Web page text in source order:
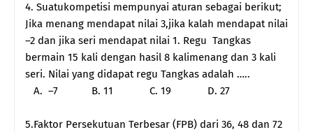
4. Suatukompetisi mempunyai aturan sebagai berikut;
Jika menang mendapat nilai 3,jika kalah mendapat nilai
–2 dan jika seri mendapat nilai 1. Regu Tangkas
bermain 15 kali dengan hasil 8 kalimenang dan 3 kali
seri. Nilai yang didapat regu Tangkas adalah …..
A. –7 B. 11 C. 19 D. 27
5.Faktor Persekutuan Terbesar (FPB) dari 36, 48 dan 72